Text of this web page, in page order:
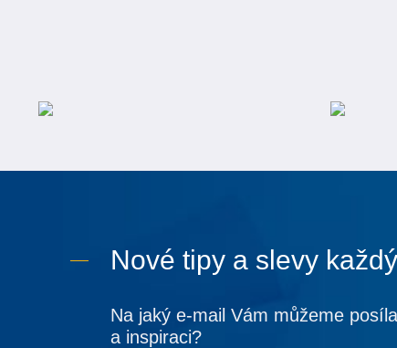
Nové tipy a slevy
Na jaký e-mail Vám můžeme
a inspiraci?